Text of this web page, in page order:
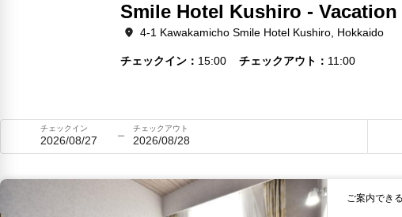
Smile Hotel Kushiro - Vacation
4-1 Kawakamicho Smile Hotel Kushiro, Hokkaido
チェックイン 15:00 チェックアウト 11:00
チェックイン
2026/08/27
チェックアウト
2026/08/28
ご案内でき